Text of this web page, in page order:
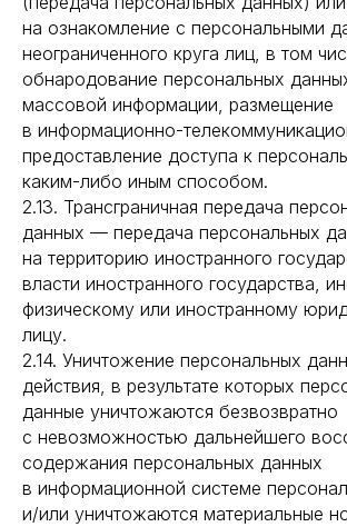
на ознакомление с персональными
неограниченного круга лиц, в том
обнародование персональных
массовой информации, размещение
в информационно-
предоставление доступа к
каким-либо иным способом.
2.13. Трансграничная передача
данных — передача персональных
на территорию иностранного
власти иностранного государства,
физическому или иностранному
лицу.
2.14. Уничтожение персональных
действия, в результате которых
данные уничтожаются безвозвратно
с невозможностью дальнейшего
содержания персональных данных
в информационной системе
и/или уничтожаются материальные